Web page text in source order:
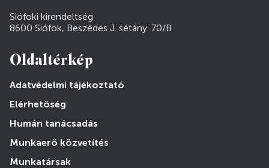
Siófoki kirendeltség
8600 Siófok, Beszédes J. sétány. 70/B
Oldaltérkép
Adatvédelmi tájékoztató
Elérhetőség
Humán tanácsadás
Munkaerő közvetítés
Munkatársak